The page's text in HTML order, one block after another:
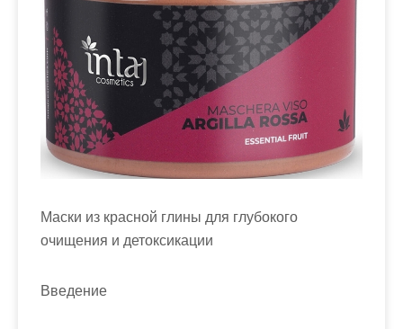
Маски из красной глины для глубокого
очищения и детоксикации
Введение